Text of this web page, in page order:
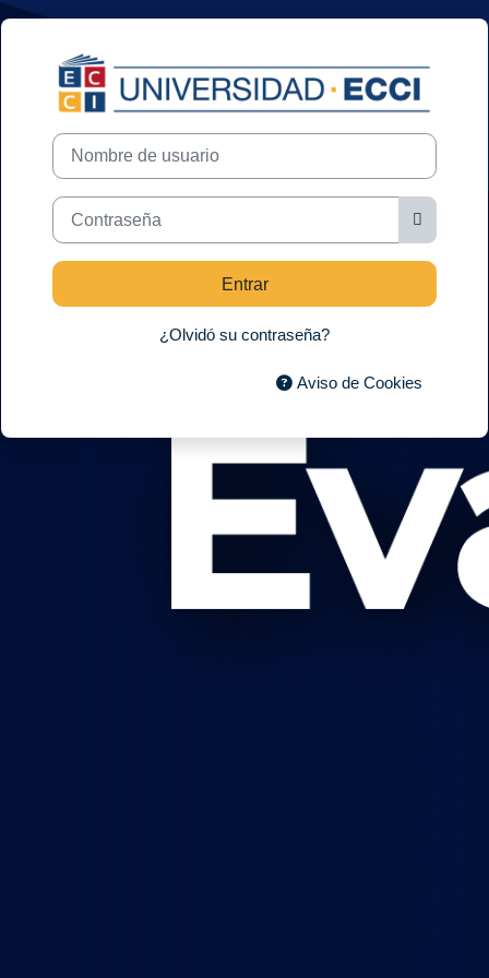
Salta al contenido principal
Entrar a
Nombre de usuario
Contraseña
Entrar
¿Olvidó su contraseña?
Aviso de Cookies